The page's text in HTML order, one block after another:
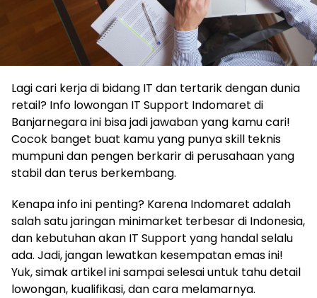
Lagi cari kerja di bidang IT dan tertarik dengan dunia
retail? Info lowongan IT Support Indomaret di
Banjarnegara ini bisa jadi jawaban yang kamu cari!
Cocok banget buat kamu yang punya skill teknis
mumpuni dan pengen berkarir di perusahaan yang
stabil dan terus berkembang.
Kenapa info ini penting? Karena Indomaret adalah
salah satu jaringan minimarket terbesar di Indonesia,
dan kebutuhan akan IT Support yang handal selalu
ada. Jadi, jangan lewatkan kesempatan emas ini!
Yuk, simak artikel ini sampai selesai untuk tahu detail
lowongan, kualifikasi, dan cara melamarnya.